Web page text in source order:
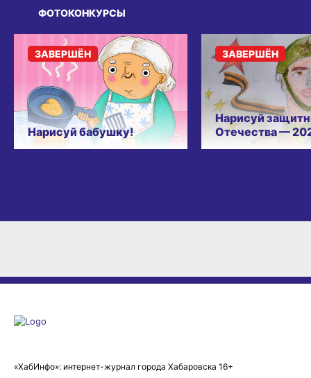
ФОТОКОНКУРСЫ
Нарисуй бабушку!
ЗАВЕРШЁН
Нарисуй
Отечества —
ЗАВЕРШЁН
«ХабИнфо»: интернет-журнал города Хабаровска 16+